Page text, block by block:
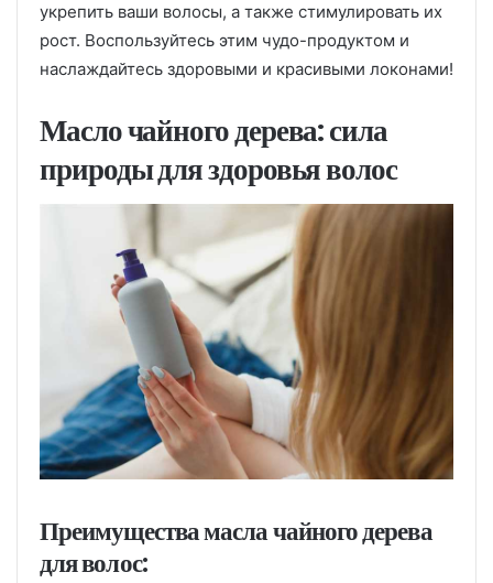
укрепить ваши волосы, а также стимулировать их
рост. Воспользуйтесь этим чудо-продуктом и
наслаждайтесь здоровыми и красивыми локонами!
Масло чайного дерева: сила
природы для здоровья волос
Преимущества масла чайного дерева
для волос: